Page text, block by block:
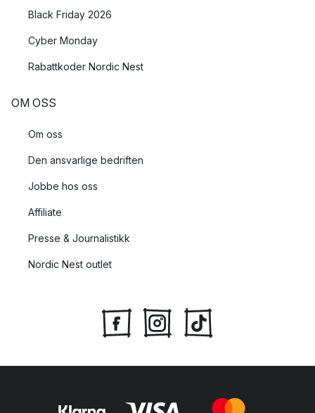
Black Friday 2026
Cyber Monday
Rabattkoder Nordic Nest
OM OSS
Om oss
Den ansvarlige bedriften
Jobbe hos oss
Affiliate
Presse & Journalistikk
Nordic Nest outlet